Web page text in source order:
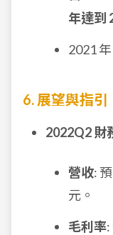
年達到
2021
6. 展望與指引
2022Q2 財
營收:
元。
毛利率